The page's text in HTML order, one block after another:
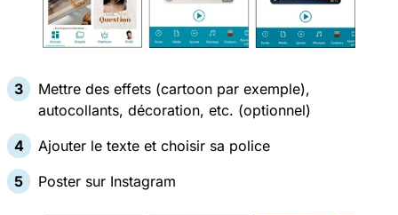
Mettre des effets (cartoon par exemple),
autocollants, décoration, etc. (optionnel)
Ajouter le texte et choisir sa police
Poster sur Instagram